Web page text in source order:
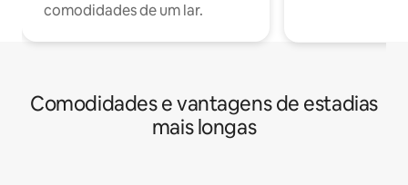
comodidades de um lar.
Comodidades e vantagens de estadias
mais longas